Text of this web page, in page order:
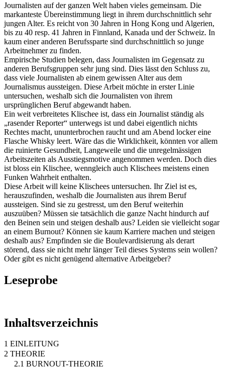
Journalisten auf der ganzen Welt haben vieles gemeinsam. Die
markanteste Übereinstimmung liegt in ihrem durchschnittlich sehr
jungen Alter. Es reicht von 30 Jahren in Hong Kong und Algerien,
bis zu 40 resp. 41 Jahren in Finnland, Kanada und der Schweiz. In
kaum einer anderen Berufssparte sind durchschnittlich so junge
Arbeitnehmer zu finden.
Empirische Studien belegen, dass Journalisten im Gegensatz zu
anderen Berufsgruppen sehr jung sind. Dies lässt den Schluss zu,
dass viele Journalisten ab einem gewissen Alter aus dem
Journalismus aussteigen. Diese Arbeit möchte in erster Linie
untersuchen, weshalb sich die Journalisten von ihrem
ursprünglichen Beruf abgewandt haben.
Ein weit verbreitetes Klischee ist, dass ein Journalist ständig als
„rasender Reporter“ unterwegs ist und dabei eigentlich nichts
Rechtes macht, ununterbrochen raucht und am Abend locker eine
Flasche Whisky leert. Wäre das die Wirklichkeit, könnten vor allem
die ruinierte Gesundheit, Langeweile und die unregelmässigen
Arbeitszeiten als Ausstiegsmotive angenommen werden. Doch dies
ist bloss ein Klischee, wenngleich auch Klischees meistens einen
Funken Wahrheit enthalten.
Diese Arbeit will keine Klischees untersuchen. Ihr Ziel ist es,
herauszufinden, weshalb die Journalisten aus ihrem Beruf
aussteigen. Sind sie zu gestresst, um den Beruf weiterhin
auszuüben? Müssen sie tatsächlich die ganze Nacht hindurch auf
den Beinen sein und steigen deshalb aus? Leiden sie vielleicht sogar
an einem Burnout? Können sie kaum Karriere machen und steigen
deshalb aus? Empfinden sie die Boulevardisierung als derart
störend, dass sie nicht mehr länger Teil dieses Systems sein wollen?
Oder gibt es nicht genügend alternative Arbeitgeber?
Leseprobe
Inhaltsverzeichnis
1 EINLEITUNG
2 THEORIE
2.1 BURNOUT-THEORIE